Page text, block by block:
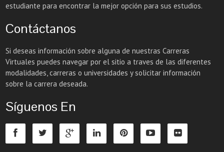
estudiante para encontrar la mejor opción para sus estudios.
Contáctanos
Si deseas información sobre alguna de nuestras Carreras
Virtuales puedes navegar por el sitio a traves de las diferentes
modalidades, carreras o universidades y solicitar información
sobre la carrera deseada.
Síguenos En